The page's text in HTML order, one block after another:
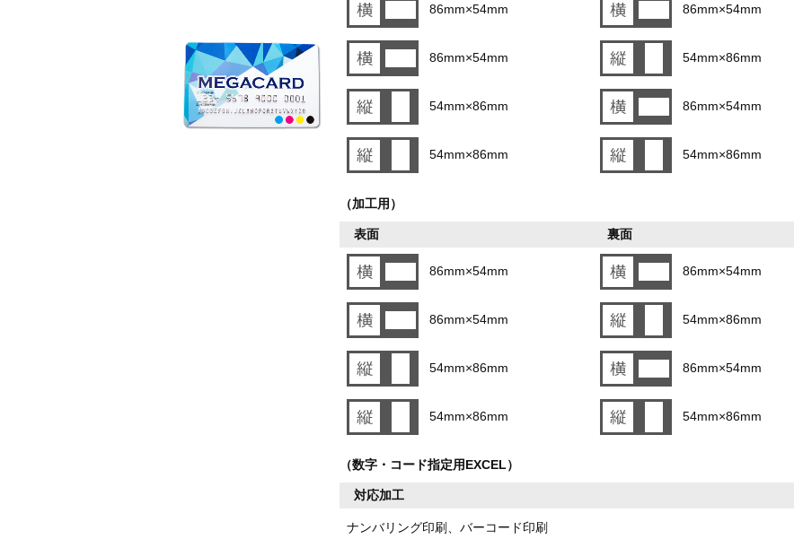
86mm×54mm 86mm×54mm
86mm×54mm 54mm×86mm
54mm×86mm 86mm×54mm
54mm×86mm 54mm×86mm
（加工用）
表面 裏面
86mm×54mm 86mm×54mm
86mm×54mm 54mm×86mm
54mm×86mm 86mm×54mm
54mm×86mm 54mm×86mm
（数字・コード指定用EXCEL）
対応加工
ナンバリング印刷、バーコード印刷